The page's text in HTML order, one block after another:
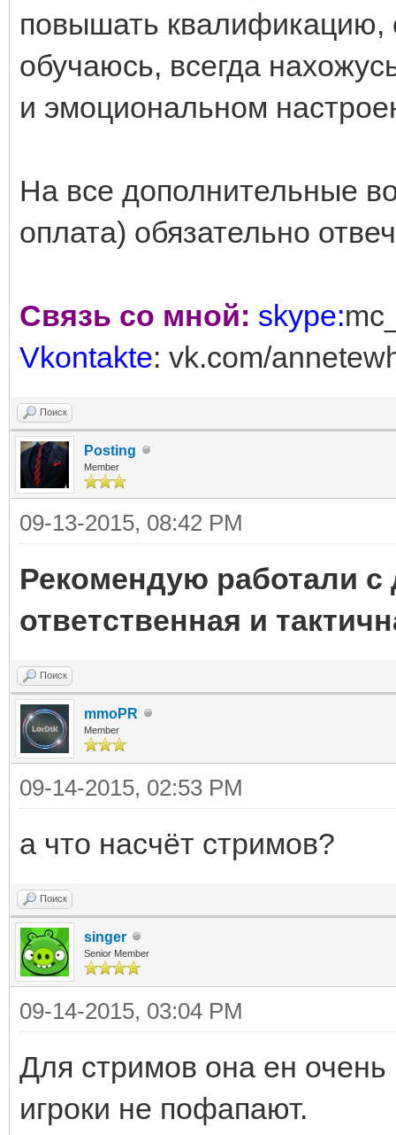
повышать квалификацию,
обучаюсь, всегда
и эмоциональном
На все дополнительные
оплата) обязательно
Связь со мной: skype:
Vkontakte: vk.com/
Поиск
Posting
Member
09-13-2015, 08:42 PM
Рекомендую работали с
ответственная и
Поиск
mmoPR
Member
09-14-2015, 02:53 PM
а что насчёт стримов?
Поиск
singer
Senior Member
09-14-2015, 03:04 PM
Для стримов она ен очень
игроки не пофапают.